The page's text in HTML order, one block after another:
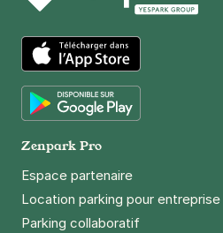
App Store
Zenpark Pro
Espace partenaire
Location parking pour entreprise
Parking collaboratif